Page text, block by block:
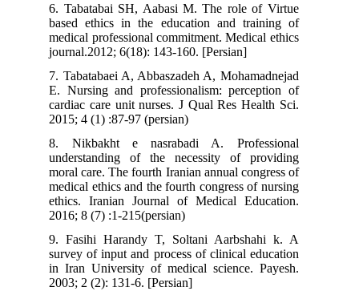
6. Tabatabai SH, Aabasi M. The role of Virtue
based ethics in the education and training of
medical professional commitment. Medical ethics
journal.2012; 6(18): 143-160. [Persian]
7. Tabatabaei A, Abbaszadeh A, Mohamadnejad
E. Nursing and professionalism: perception of
cardiac care unit nurses. J Qual Res Health Sci.
2015; 4 (1) :87-97 (persian)
8. Nikbakht e nasrabadi A. Professional
understanding of the necessity of providing
moral care. The fourth Iranian annual congress of
medical ethics and the fourth congress of nursing
ethics. Iranian Journal of Medical Education.
2016; 8 (7) :1-215(persian)
9. Fasihi Harandy T, Soltani Aarbshahi k. A
survey of input and process of clinical education
in Iran University of medical science. Payesh.
2003; 2 (2): 131-6. [Persian]